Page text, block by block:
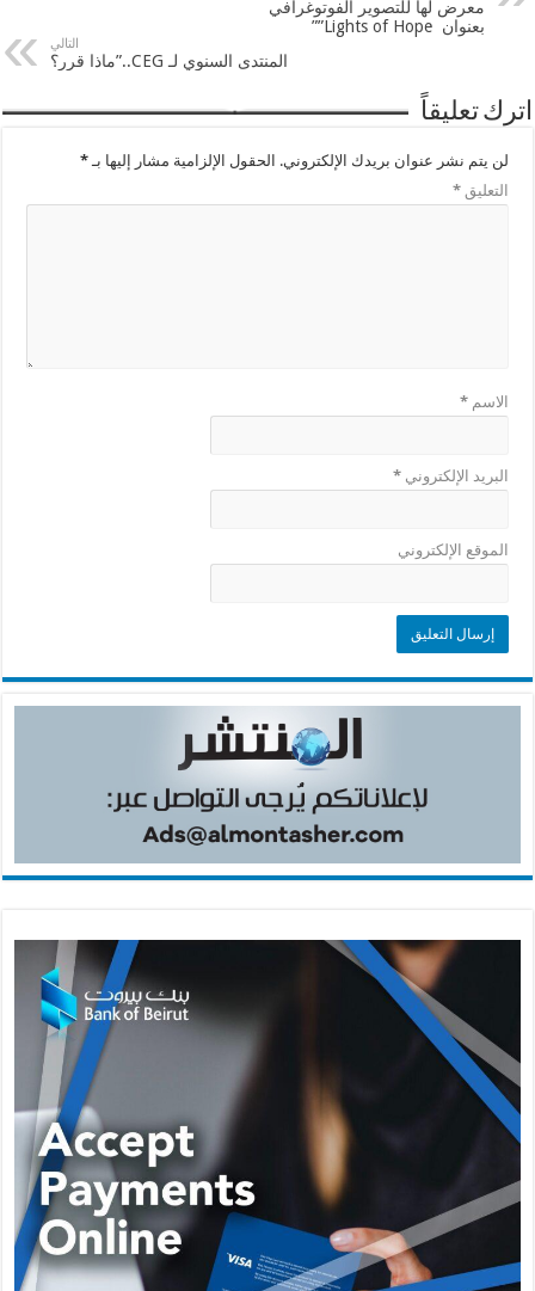
معرض لها للتصوير الفوتوغرافي
بعنوان Lights of Hope””
التالي
المنتدى السنوي لـ CEG..”ماذا قرر؟
اترك تعليقاً
لن يتم نشر عنوان بريدك الإلكتروني. الحقول الإلزامية مشار إليها بـ*
التعليق*
الاسم*
البريد الإلكتروني*
الموقع الإلكتروني